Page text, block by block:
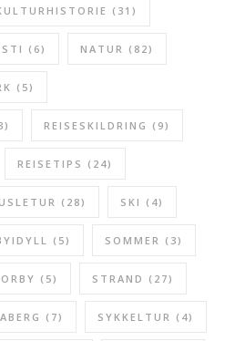
(31)
(6) NATUR (82)
(5)
REISESKILDRING (9)
REISETIPS (24)
(28) SKI (4)
(5) SOMMER (3)
(5) STRAND (27)
(7) SYKKELTUR (4)